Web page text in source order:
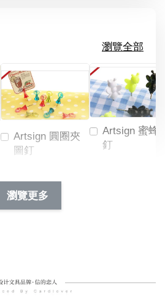
瀏覽全部
Artsign 圓圈夾
圖釘
NT$ 19.00
NT$ 66.00
Artsign 蜜蜂
釘
瀏覽更多